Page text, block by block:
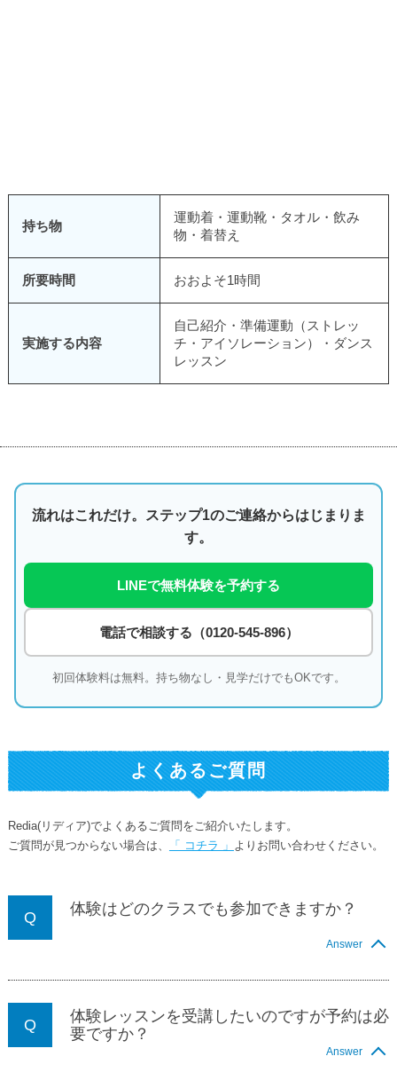
持ち物
運動着・運動靴・タオル・飲み
物・着替え
所要時間 おおよそ1時間
実施する内容
自己紹介・準備運動（ストレッ
チ・アイソレーション）・ダンス
レッスン
流れはこれだけ。ステップ1のご連絡からはじまりま
す。
LINEで無料体験を予約する
電話で相談する（0120-545-896）
初回体験料は無料。持ち物なし・見学だけでもOKです。
よくあるご質問
Redia(リディア)でよくあるご質問をご紹介いたします。
ご質問が見つからない場合は、
「 コチラ 」 よりお問い合わせください。
体験はどのクラスでも参加できますか？
Answer
体験レッスンを受講したいのですが予約は必
要ですか？
Answer